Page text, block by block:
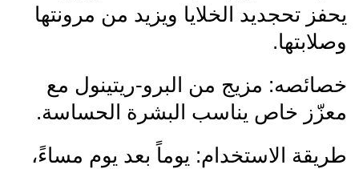
يحفز تحجديد الخلايا ويزيد من مرونتها
وصلابتها.
خصائصه: مزيج من البرو-ريتينول مع
معزّز خاص يناسب البشرة الحساسة.
طريقة الاستخدام: يوماً بعد يوم مساءً،